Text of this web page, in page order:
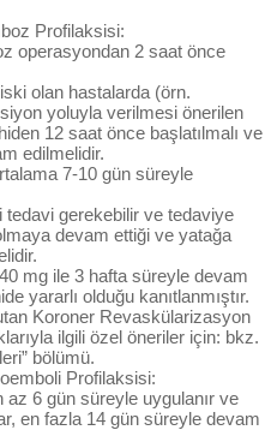
Profilaksisi:
operasyondan 2 saat önce
olan hastalarda (örn.
yoluyla verilmesi önerilen
12 saat önce başlatılmalı ve
edilmelidir.
7-10 gün süreyle
tedavi gerekebilir ve tedaviye
devam ettiği ve yatağa
mg ile 3 hafta süreyle devam
yararlı olduğu kanıtlanmıştır.
Koroner Revaskülarizasyon
ilgili özel öneriler için: bkz.
bölümü.
Profilaksisi:
6 gün süreyle uygulanır ve
en fazla 14 gün süreyle devam